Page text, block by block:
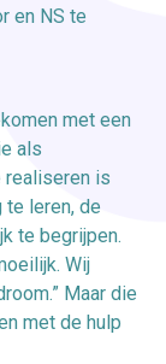
en NS te
met een
als
realiseren is
te leren, de
te begrijpen.
Wij
Maar die
met de hulp